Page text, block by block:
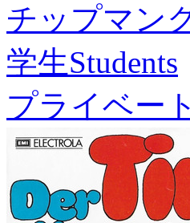
チップマン
学生Students
プライベー